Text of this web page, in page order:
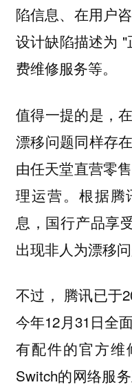
陷信息、在用户
设计缺陷描述为
费维修服务等。
值得一提的是，
漂移问题同样存
由任天堂直营零
理运营。根据腾
息，国行产品享
出现非人为漂移
不过， 腾讯已于
今年12月31日全
有配件的官方维
Switch的网络服